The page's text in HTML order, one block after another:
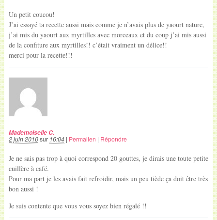
Un petit coucou!
J’ai essayé ta recette aussi mais comme je n’avais plus de yaourt nature,
j’ai mis du yaourt aux myrtilles avec morceaux et du coup j’ai mis aussi
de la confiture aux myrtilles!! c’était vraiment un délice!!
merci pour la recette!!!
Mademoiselle C.
2 juin 2010sur 16:04| Permalien | Répondre
Je ne sais pas trop à quoi correspond 20 gouttes, je dirais une toute petite
cuillère à café.
Pour ma part je les avais fait refroidir, mais un peu tiède ça doit être très
bon aussi !
Je suis contente que vous vous soyez bien régalé !!